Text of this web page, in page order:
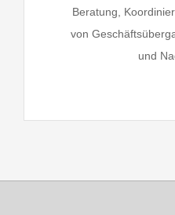
Beratung,
von
und